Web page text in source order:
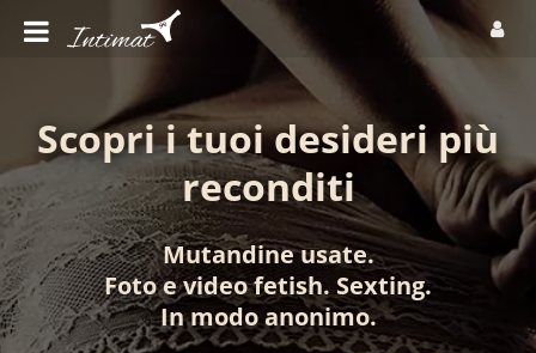
Scopri i tuoi desideri più
reconditi
Mutandine usate.
Fotoevideo fetish. Sexting.
In modo anonimo.